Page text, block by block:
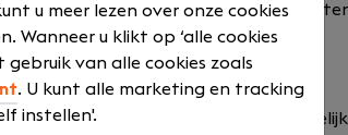
vraagstukken en helpt
IT-oplossingen.
& Azure Engineer ben je
u meer lezen over onze cookies
Wanneer u klikt op ‘alle cookies
van alle cookies zoals
. U kunt alle marketing en tracking
instellen'.